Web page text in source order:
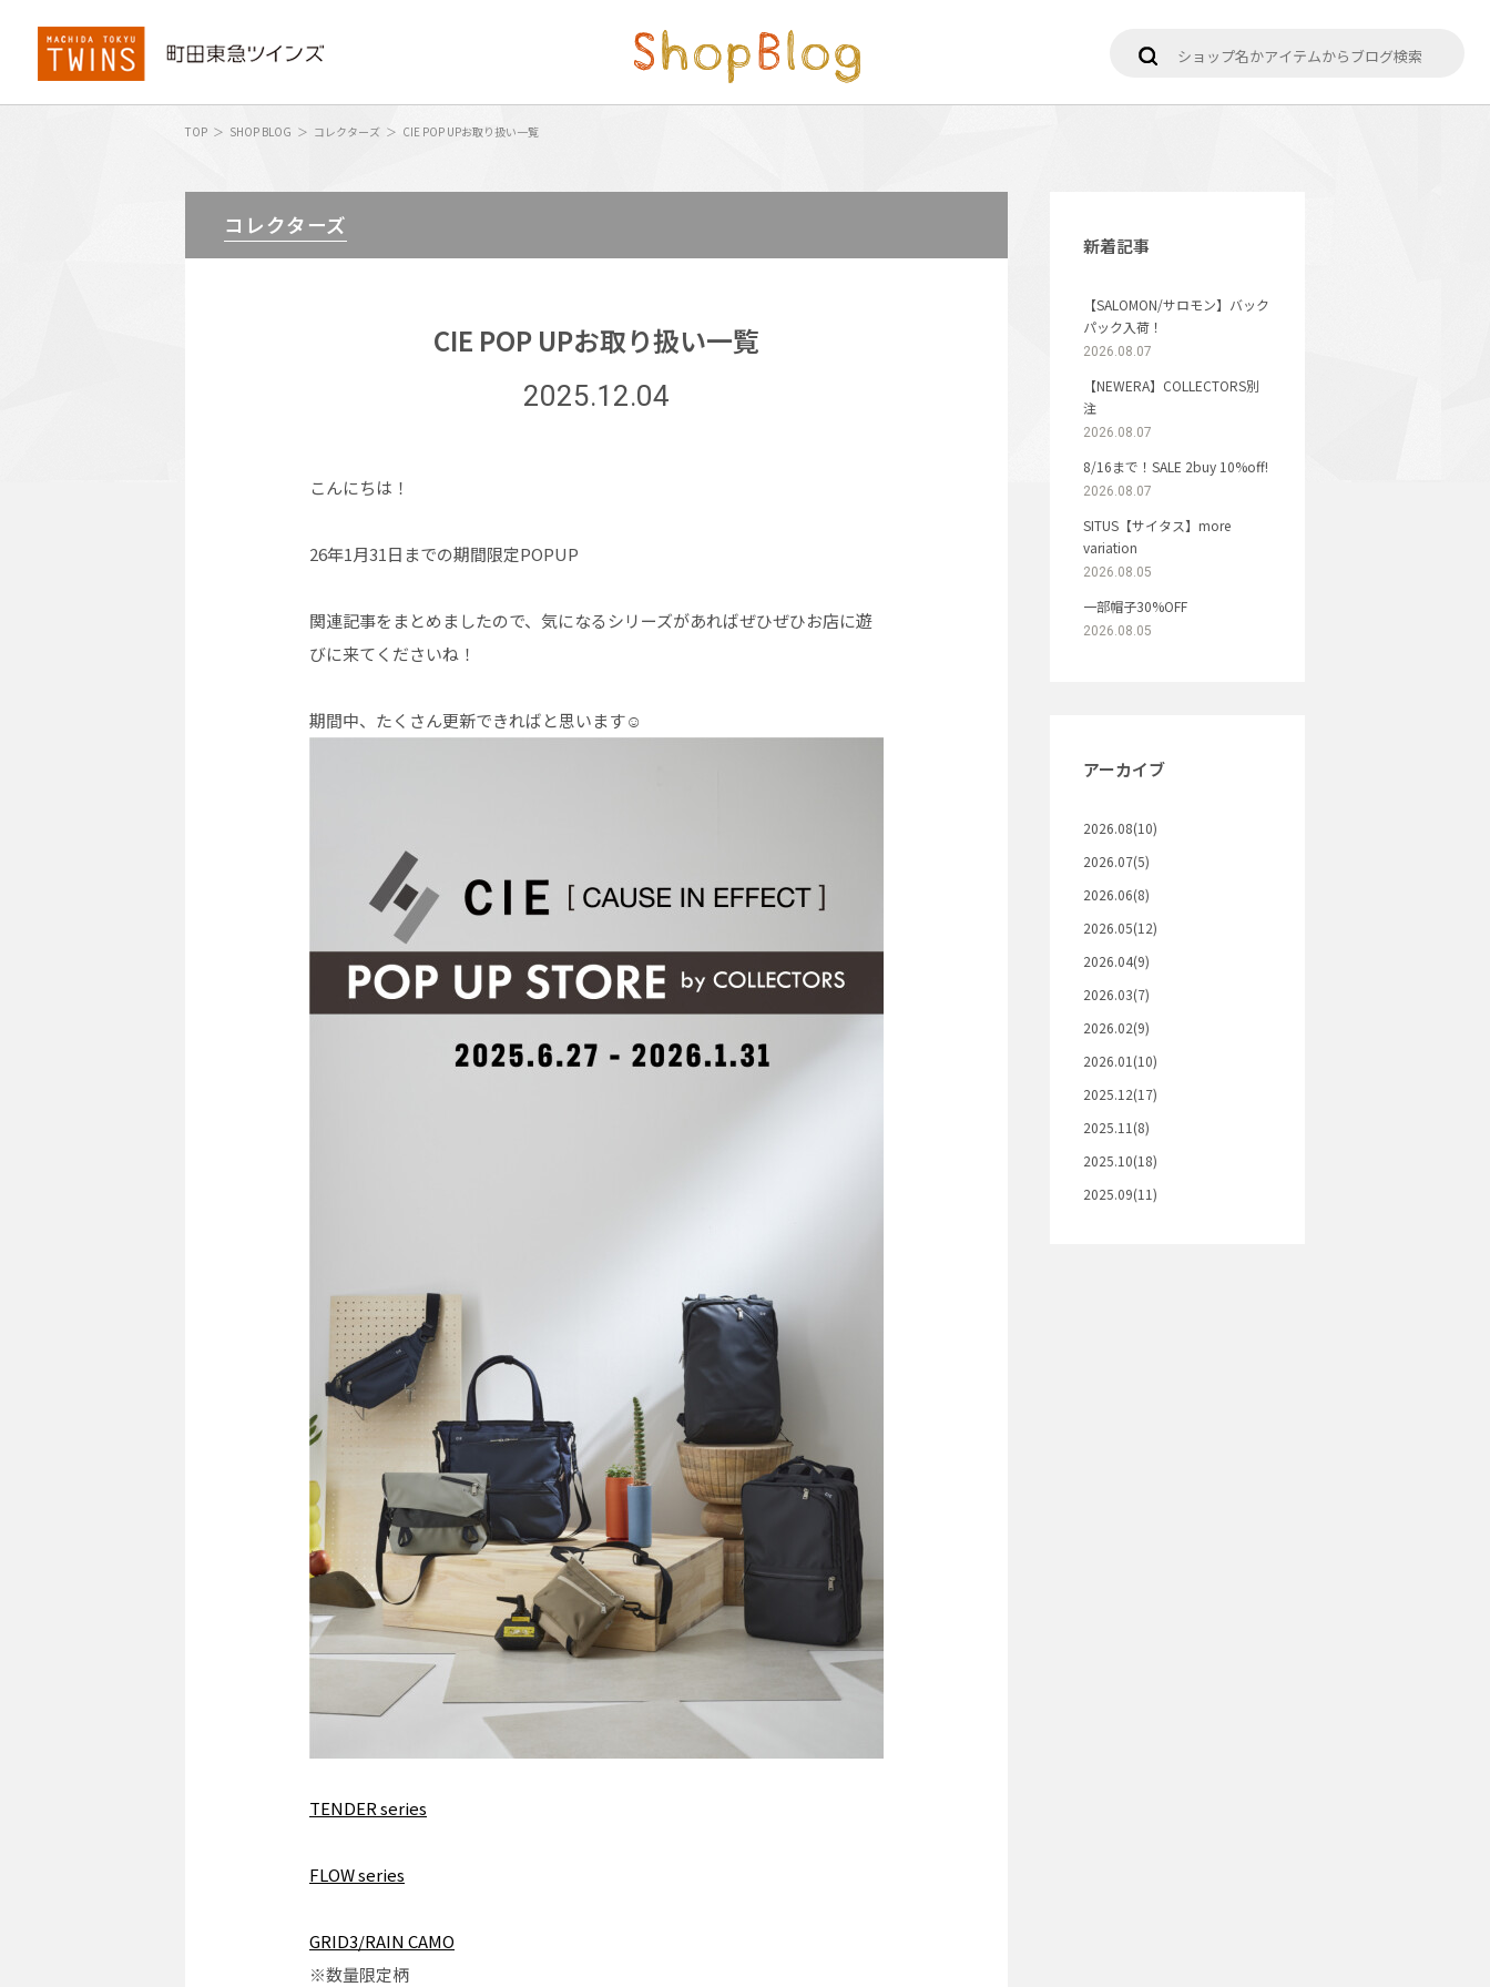
TOP SHOP BLOG コレクターズ CIE POP UPお取り扱い一覧
コレクターズ
CIE POP UPお取り扱い一覧
2025.12.04
こんにちは！
26年1月31日までの期間限定POPUP
関連記事をまとめましたので、気になるシリーズがあればぜひぜひお店に遊
びに来てくださいね！
期間中、たくさん更新できればと思います☺︎
TENDER series
FLOW series
GRID3/RAIN CAMO
※数量限定柄
新着記事
【SALOMON/サロモン】バック
パック入荷！
2026.08.07
【NEWERA】COLLECTORS別
注
2026.08.07
8/16まで！SALE 2buy 10%off!
2026.08.07
SITUS【サイタス】more
variation
2026.08.05
一部帽子30%OFF
2026.08.05
アーカイブ
2026.08(10)
2026.07(5)
2026.06(8)
2026.05(12)
2026.04(9)
2026.03(7)
2026.02(9)
2026.01(10)
2025.12(17)
2025.11(8)
2025.10(18)
2025.09(11)